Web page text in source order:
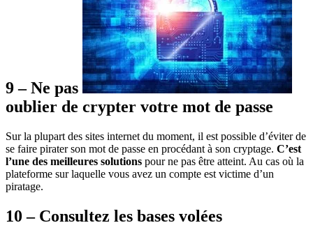
9 – Ne pas
oublier de crypter votre mot de passe
Sur la plupart des sites internet du moment, il est possible d’éviter de
se faire pirater son mot de passe en procédant à son cryptage. C’est
l’une des meilleures solutions pour ne pas être atteint. Au cas où la
plateforme sur laquelle vous avez un compte est victime d’un
piratage.
10 – Consultez les bases volées